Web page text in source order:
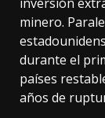
minero.
durante el
países
años de